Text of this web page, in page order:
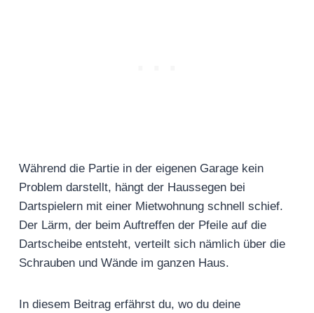
Während die Partie in der eigenen Garage kein
Problem darstellt, hängt der Haussegen bei
Dartspielern mit einer Mietwohnung schnell schief.
Der Lärm, der beim Auftreffen der Pfeile auf die
Dartscheibe entsteht, verteilt sich nämlich über die
Schrauben und Wände im ganzen Haus.
In diesem Beitrag erfährst du, wo du deine